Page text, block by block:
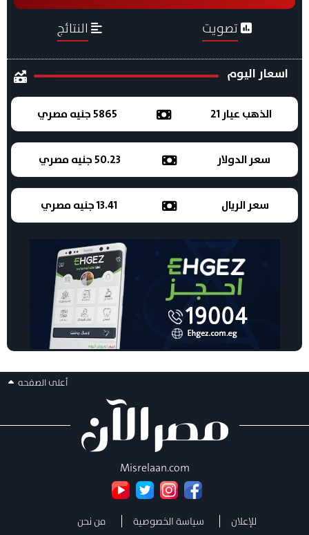
تصويت النتائج
اسعار اليوم
الذهب عيار 21 5865 جنيه مصري
سعر الدولار 50.23 جنيه مصري
سعر الريال 13.41 جنيه مصري
أعلى الصفحه
Misrelaan.com
للإعلان سياسة الخصوصية من نحن